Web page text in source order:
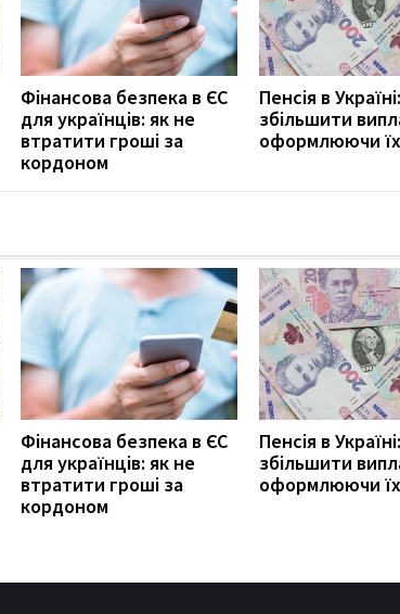
Фінансова безпека в ЄС
для українців: як не
втратити гроші за
кордоном
Пенсія в
збільшити
оформлюючи
Фінансова безпека в ЄС
для українців: як не
втратити гроші за
кордоном
Пенсія в
збільшити
оформлюючи